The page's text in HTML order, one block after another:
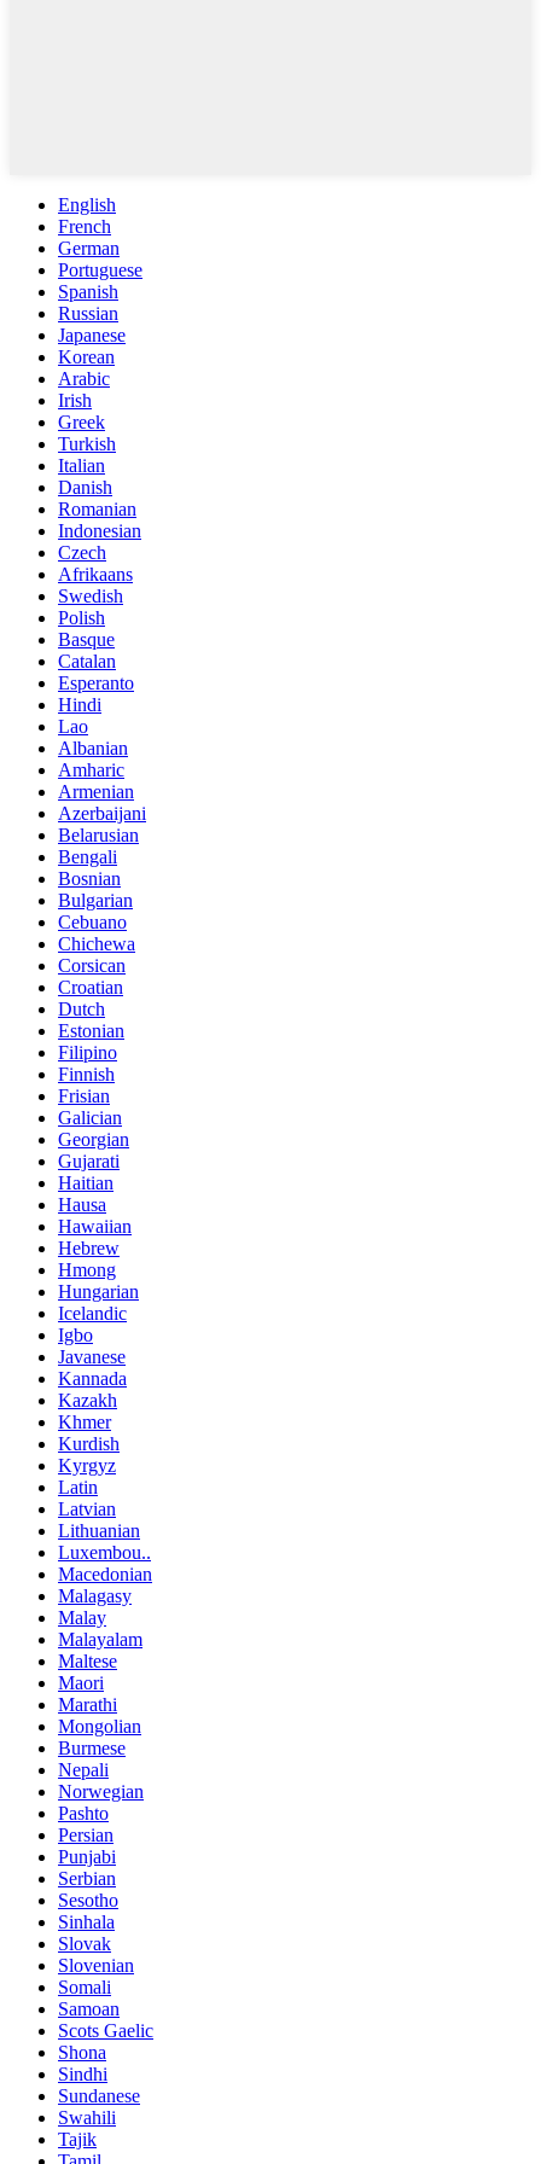
English
French
German
Portuguese
Spanish
Russian
Japanese
Korean
Arabic
Irish
Greek
Turkish
Italian
Danish
Romanian
Indonesian
Czech
Afrikaans
Swedish
Polish
Basque
Catalan
Esperanto
Hindi
Lao
Albanian
Amharic
Armenian
Azerbaijani
Belarusian
Bengali
Bosnian
Bulgarian
Cebuano
Chichewa
Corsican
Croatian
Dutch
Estonian
Filipino
Finnish
Frisian
Galician
Georgian
Gujarati
Haitian
Hausa
Hawaiian
Hebrew
Hmong
Hungarian
Icelandic
Igbo
Javanese
Kannada
Kazakh
Khmer
Kurdish
Kyrgyz
Latin
Latvian
Lithuanian
Luxembou..
Macedonian
Malagasy
Malay
Malayalam
Maltese
Maori
Marathi
Mongolian
Burmese
Nepali
Norwegian
Pashto
Persian
Punjabi
Serbian
Sesotho
Sinhala
Slovak
Slovenian
Somali
Samoan
Scots Gaelic
Shona
Sindhi
Sundanese
Swahili
Tajik